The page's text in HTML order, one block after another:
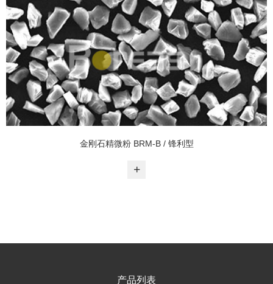
金刚石精微粉 BRM-B / 锋利型
+
产品列表